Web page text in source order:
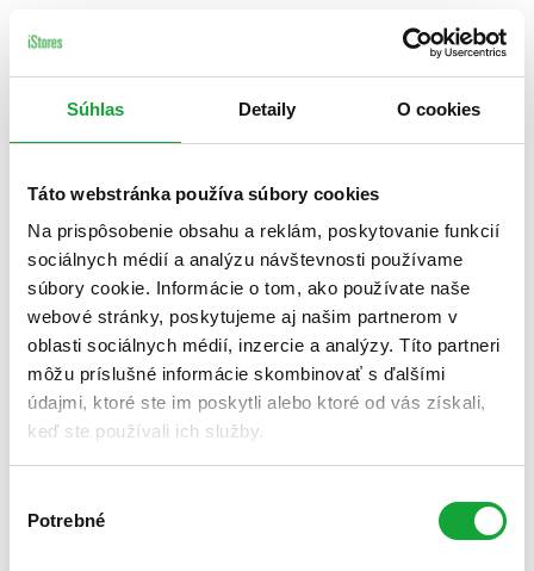
Súhlas Detaily O cookies
Táto webstránka používa súbory cookies
Na prispôsobenie obsahu a reklám, poskytovanie funkcií
sociálnych médií a analýzu návštevnosti používame
súbory cookie. Informácie o tom, ako používate naše
webové stránky, poskytujeme aj našim partnerom v
oblasti sociálnych médií, inzercie a analýzy. Títo partneri
môžu príslušné informácie skombinovať s ďalšími
údajmi, ktoré ste im poskytli alebo ktoré od vás získali,
keď ste používali ich služby.
súhlasu
Potrebné